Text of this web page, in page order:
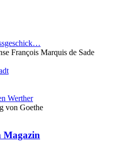
François Marquis de Sade
Werther
von Goethe
Magazin